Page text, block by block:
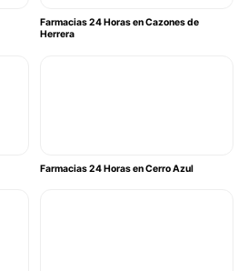
Farmacias 24 Horas en Cazones de
Herrera
Farmacias 24 Horas en Cerro Azul